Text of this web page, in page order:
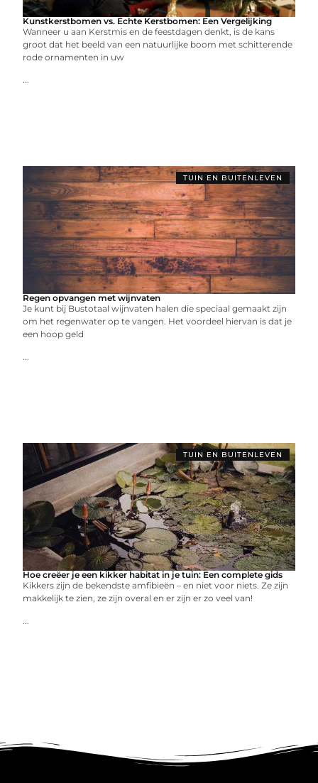
Kunstkerstbomen vs. Echte Kerstbomen: Een Vergelijking
Wanneer u aan Kerstmis en de feestdagen denkt, is de kans
groot dat het beeld van een natuurlijke boom met schitterende
rode ornamenten in uw
...
TUIN EN BUITENLEVEN
Regen opvangen met wijnvaten
Je kunt bij Bustotaal wijnvaten halen die speciaal gemaakt zijn
om het regenwater op te vangen. Het voordeel hiervan is dat je
een hoop geld
...
TUIN EN BUITENLEVEN
Hoe creëer je een kikker habitat in je tuin: Een complete gids
Kikkers zijn de bekendste amfibieën – en niet voor niets. Ze zijn
makkelijk te zien, ze zijn overal en er zijn er zo veel van!
...